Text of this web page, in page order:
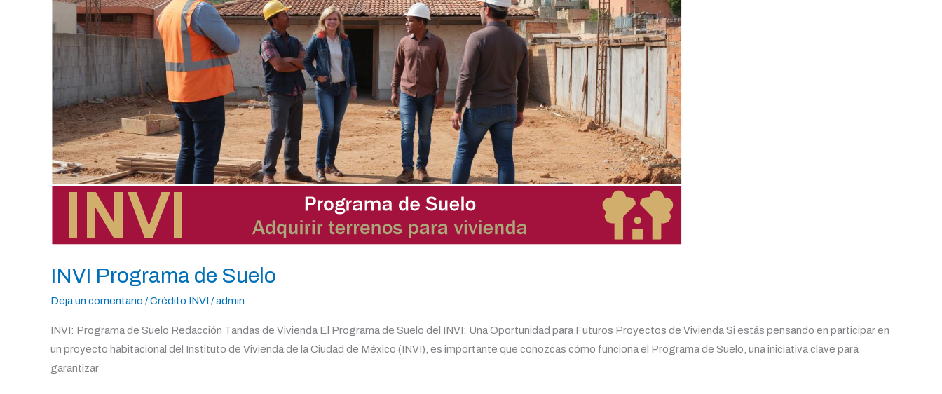
INVI Programa de Suelo
Deja un comentario /Crédito INVI/admin
INVI: Programa de Suelo Redacción Tandas de Vivienda El Programa de Suelo del INVI: Una Oportunidad para Futuros Proyectos de Vivienda Si estás pensando en participar en
un proyecto habitacional del Instituto de Vivienda de la Ciudad de México (INVI), es importante que conozcas cómo funciona el Programa de Suelo, una iniciativa clave para
garantizar